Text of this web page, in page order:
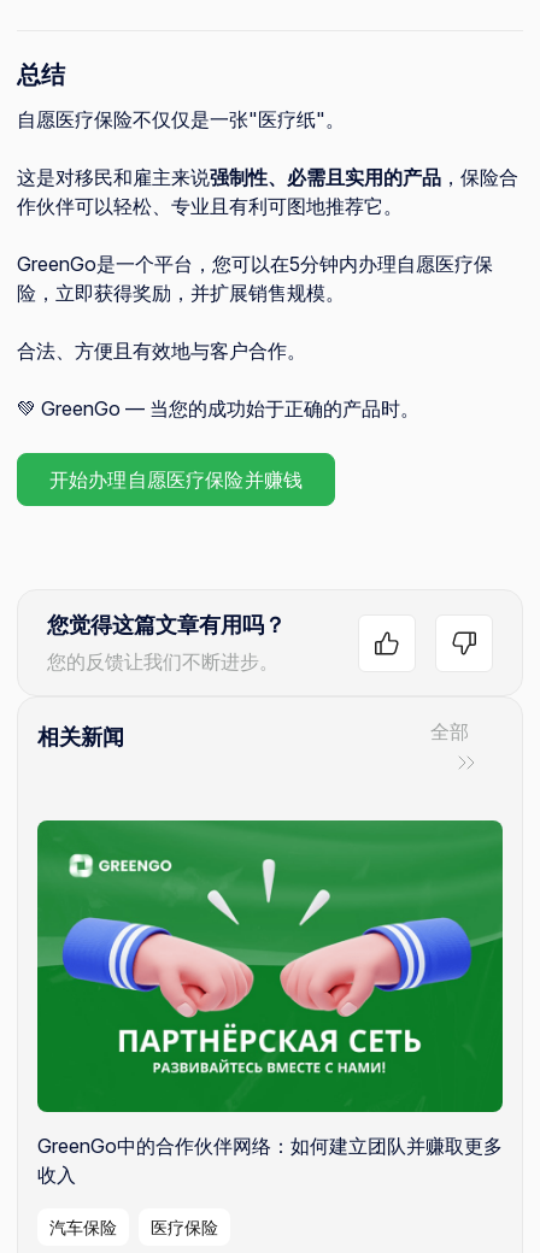
总结
自愿医疗保险不仅仅是一张"医疗纸"。
这是对移民和雇主来说强制性、必需且实用的产品 ，保险合
作伙伴可以轻松、专业且有利可图地推荐它。
GreenGo是一个平台，您可以在5分钟内办理自愿医疗保
险，立即获得奖励，并扩展销售规模。
合法、方便且有效地与客户合作。
💚 GreenGo — 当您的成功始于正确的产品时。
开始办理自愿医疗保险并赚钱
您觉得这篇文章有用吗？
您的反馈让我们不断进步。
相关新闻 全部
GreenGo中的合作伙伴网络：如何建立团队并赚取更多
收入
汽车保险 医疗保险